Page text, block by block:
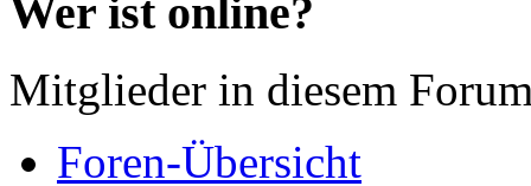
Wer ist online?
Mitglieder in diesem
Foren-Übersicht